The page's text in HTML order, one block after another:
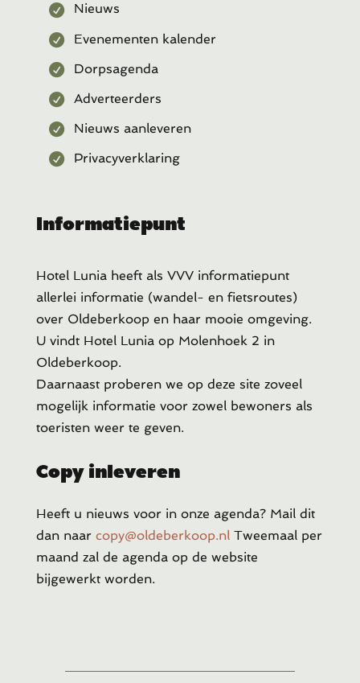
Nieuws
Evenementen kalender
Dorpsagenda
Adverteerders
Nieuws aanleveren
Privacyverklaring
Informatiepunt
Hotel Lunia heeft als VVV informatiepunt
allerlei informatie (wandel- en fietsroutes)
over Oldeberkoop en haar mooie omgeving.
U vindt Hotel Lunia op Molenhoek 2 in
Oldeberkoop.
Daarnaast proberen we op deze site zoveel
mogelijk informatie voor zowel bewoners als
toeristen weer te geven.
Copy inleveren
Heeft u nieuws voor in onze agenda? Mail dit
dan naar copy@oldeberkoop.nl Tweemaal per
maand zal de agenda op de website
bijgewerkt worden.